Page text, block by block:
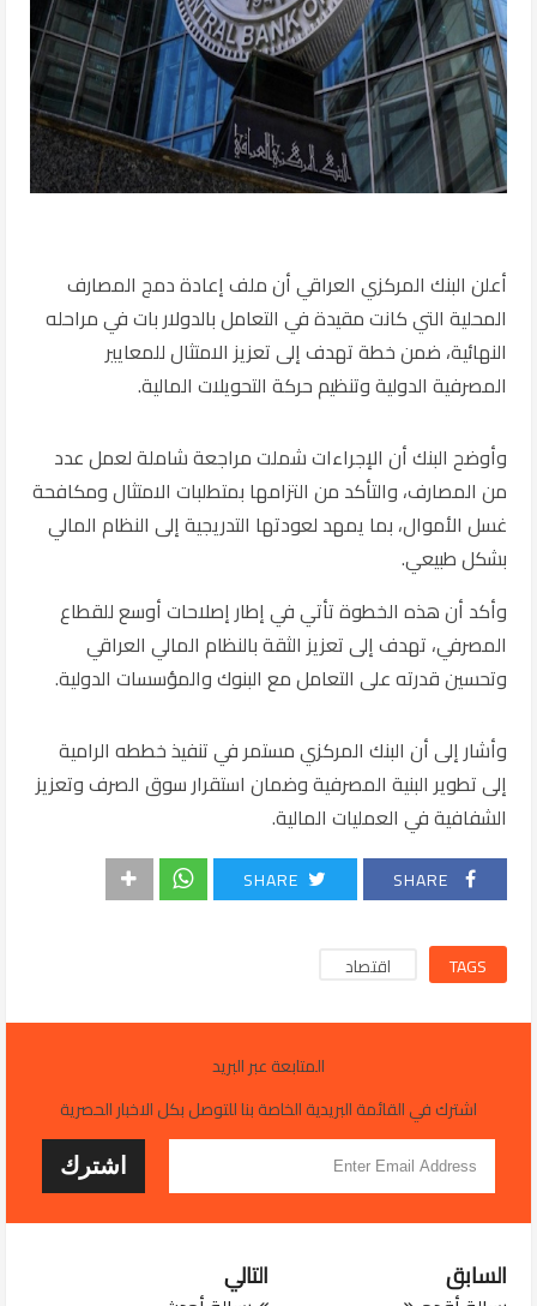
أعلن البنك المركزي العراقي أن ملف إعادة دمج المصارف
المحلية التي كانت مقيدة في التعامل بالدولار بات في مراحله
النهائية، ضمن خطة تهدف إلى تعزيز الامتثال للمعايير
المصرفية الدولية وتنظيم حركة التحويلات المالية.
وأوضح البنك أن الإجراءات شملت مراجعة شاملة لعمل عدد
من المصارف، والتأكد من التزامها بمتطلبات الامتثال ومكافحة
غسل الأموال، بما يمهد لعودتها التدريجية إلى النظام المالي
بشكل طبيعي.
وأكد أن هذه الخطوة تأتي في إطار إصلاحات أوسع للقطاع
المصرفي، تهدف إلى تعزيز الثقة بالنظام المالي العراقي
وتحسين قدرته على التعامل مع البنوك والمؤسسات الدولية.
وأشار إلى أن البنك المركزي مستمر في تنفيذ خططه الرامية
إلى تطوير البنية المصرفية وضمان استقرار سوق الصرف وتعزيز
الشفافية في العمليات المالية.
SHARE
SHARE
TAGS اقتصاد
المتابعة عبر البريد
اشترك في القائمة البريدية الخاصة بنا للتوصل بكل الاخبار الحصرية
التالي السابق